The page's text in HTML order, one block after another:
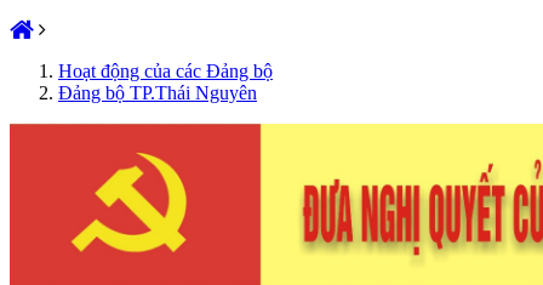
Hoạt động của các Đảng bộ
Đảng bộ TP.Thái Nguyên